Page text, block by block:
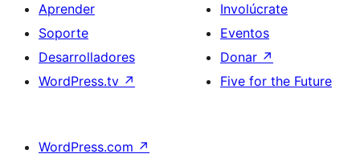
Aprender
Soporte
Desarrolladores
WordPress.tv ↗
Involúcrate
Eventos
Donar ↗
Five for the Future
WordPress.com ↗